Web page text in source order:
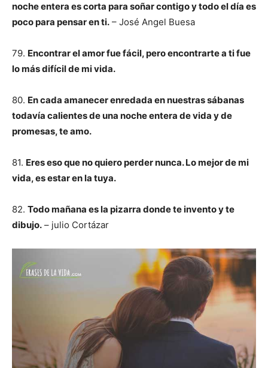
noche entera es corta para soñar contigo y todo el día es
poco para pensar en ti. – José Angel Buesa
79. Encontrar el amor fue fácil, pero encontrarte a ti fue
lo más difícil de mi vida.
80. En cada amanecer enredada en nuestras sábanas
todavía calientes de una noche entera de vida y de
promesas, te amo.
81. Eres eso que no quiero perder nunca. Lo mejor de mi
vida, es estar en la tuya.
82. Todo mañana es la pizarra donde te invento y te
dibujo. – julio Cortázar